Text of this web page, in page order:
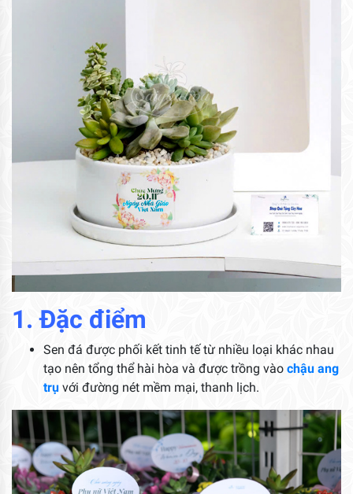
1. Đặc điểm
Sen đá được phối kết tinh tế từ nhiều loại khác nhau
tạo nên tổng thể hài hòa và được trồng vào chậu ang
trụ với đường nét mềm mại, thanh lịch.